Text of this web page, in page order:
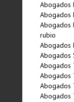
Abogados
Abogados
Abogados
rubio
Abogados
Abogados
Abogados
Abogados
Abogados
Abogados